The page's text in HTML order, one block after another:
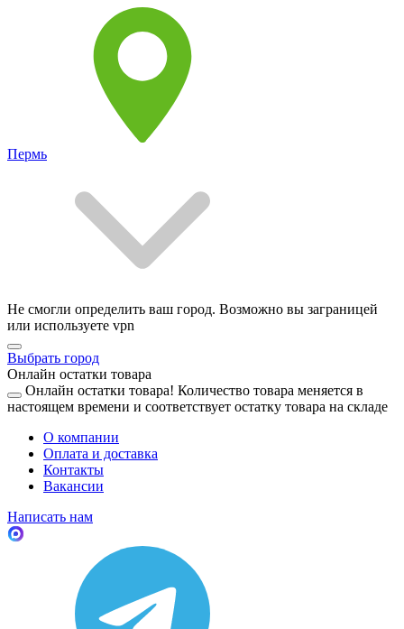
Пермь
Не смогли определить ваш город. Возможно вы заграницей
или используете vpn
Выбрать город
Онлайн остатки товара
Онлайн остатки товара! Количество товара меняется в
настоящем времени и соответствует остатку товара на складе
О компании
Оплата и доставка
Контакты
Вакансии
Написать нам